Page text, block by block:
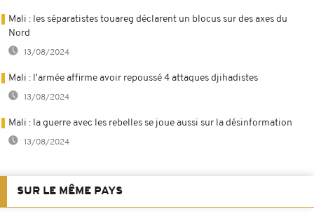
Mali : les séparatistes touareg déclarent un blocus sur des axes du
Nord
13/08/2024
Mali : l'armée affirme avoir repoussé 4 attaques djihadistes
13/08/2024
Mali : la guerre avec les rebelles se joue aussi sur la désinformation
13/08/2024
SUR LE MÊME PAYS